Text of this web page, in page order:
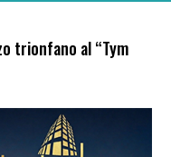
trionfano al “Tym